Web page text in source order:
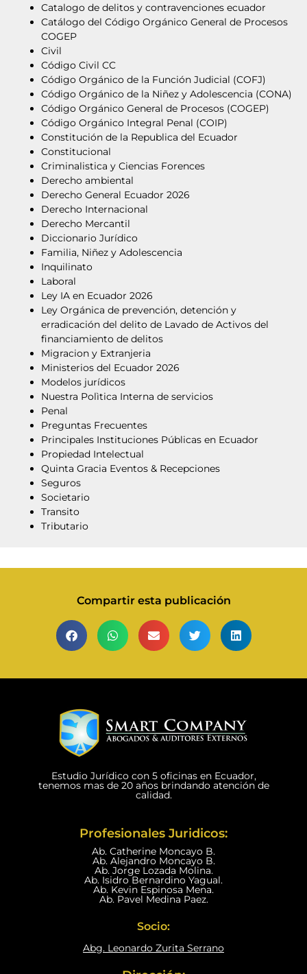
Catalogo de delitos y contravenciones ecuador
Catálogo del Código Orgánico General de Procesos
COGEP
Civil
Código Civil CC
Código Orgánico de la Función Judicial (COFJ)
Código Orgánico de la Niñez y Adolescencia (CONA)
Código Orgánico General de Procesos (COGEP)
Código Orgánico Integral Penal (COIP)
Constitución de la Republica del Ecuador
Constitucional
Criminalistica y Ciencias Forences
Derecho ambiental
Derecho General Ecuador 2026
Derecho Internacional
Derecho Mercantil
Diccionario Jurídico
Familia, Niñez y Adolescencia
Inquilinato
Laboral
Ley IA en Ecuador 2026
Ley Orgánica de prevención, detención y
erradicación del delito de Lavado de Activos del
financiamiento de delitos
Migracion y Extranjeria
Ministerios del Ecuador 2026
Modelos jurídicos
Nuestra Polìtica Interna de servicios
Penal
Preguntas Frecuentes
Principales Instituciones Públicas en Ecuador
Propiedad Intelectual
Quinta Gracia Eventos & Recepciones
Seguros
Societario
Transito
Tributario
Compartir esta publicación
Estudio Jurídico con 5 oficinas en Ecuador,
tenemos mas de 20 años brindando atención de
calidad.
Profesionales Juridicos:
Ab. Catherine Moncayo B.
Ab. Alejandro Moncayo B.
Ab. Jorge Lozada Molina.
Ab. Isidro Bernardino Yagual.
Ab. Kevin Espinosa Mena.
Ab. Pavel Medina Paez.
Socio:
Abg. Leonardo Zurita Serrano